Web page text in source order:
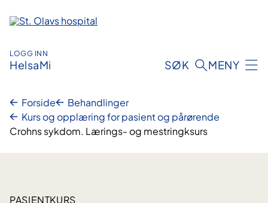
innhold
LOGG INN
HelsaMi SØK MENY
Forside
Behandlinger
Kurs og opplæring for pasient og pårørende
Crohns sykdom. Lærings- og mestringksurs
PASIENTKURS